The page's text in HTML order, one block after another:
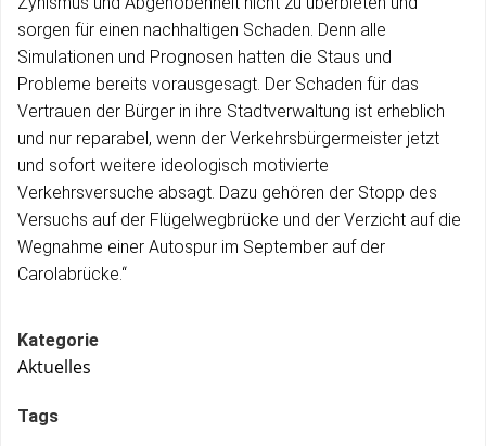
sorgen für einen nachhaltigen Schaden. Denn alle
Simulationen und Prognosen hatten die Staus und
Probleme bereits vorausgesagt. Der Schaden für das
Vertrauen der Bürger in ihre Stadtverwaltung ist erheblich
und nur reparabel, wenn der Verkehrsbürgermeister jetzt
und sofort weitere ideologisch motivierte
Verkehrsversuche absagt. Dazu gehören der Stopp des
Versuchs auf der Flügelwegbrücke und der Verzicht auf die
Wegnahme einer Autospur im September auf der
Carolabrücke.“
Kategorie
Aktuelles
Tags